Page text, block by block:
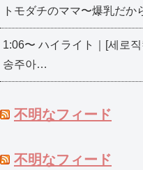
トモダチのママ〜爆乳だか
1:06〜 ハイライト｜[세로
송주아…
不明なフィード
不明なフィード